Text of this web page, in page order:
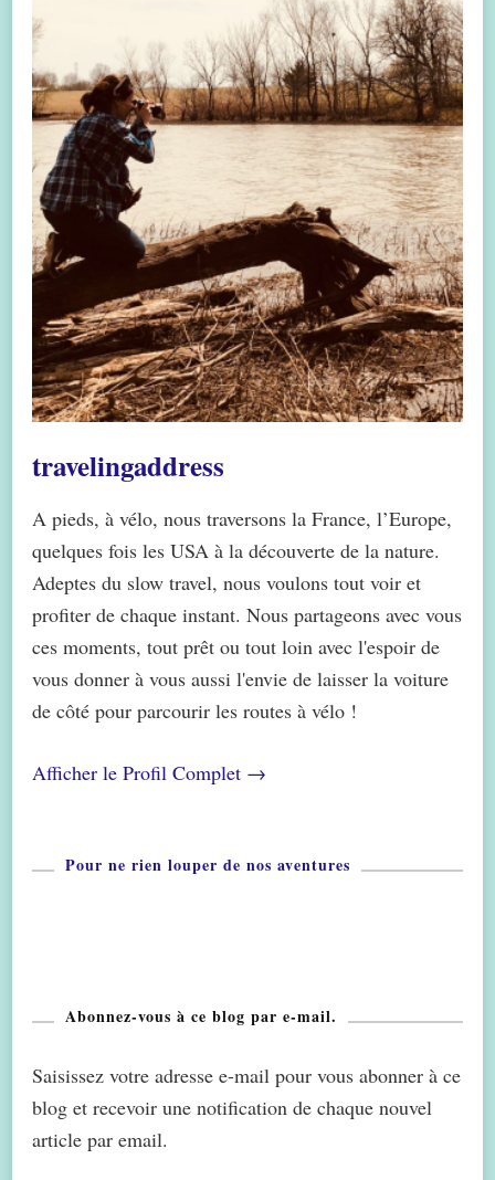
travelingaddress
A pieds, à vélo, nous traversons la France, l’Europe,
quelques fois les USA à la découverte de la nature.
Adeptes du slow travel, nous voulons tout voir et
profiter de chaque instant. Nous partageons avec vous
ces moments, tout prêt ou tout loin avec l'espoir de
vous donner à vous aussi l'envie de laisser la voiture
de côté pour parcourir les routes à vélo !
Afficher le Profil Complet →
Pour ne rien louper de nos aventures
Abonnez-vous à ce blog par e-mail.
Saisissez votre adresse e-mail pour vous abonner à ce
blog et recevoir une notification de chaque nouvel
article par email.